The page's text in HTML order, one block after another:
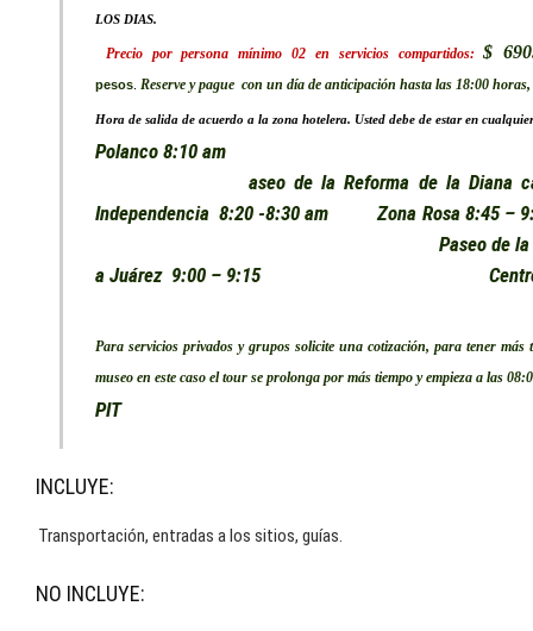
LOS DIAS.
Precio por persona mínimo 02 en servicios compartidos:$
pesos Reserve y pague con un día de anticipación hasta las 18:00 horas,
Hora de salida de acuerdo a la zona hotelera. Usted debe de estar en
Polanco
aseo de la Reforma de la Diana
Independencia 8:20 -8:30 amZona Rosa
Paseo de
a Juárez 9:00 – 9:15
Para servicios privados y grupos solicite una cotización, para tener más
museo en este caso el tour se prolonga por más tiempo y empieza a las
PIT
INCLUYE:
Transportación, entradas a los sitios, guías.
NO INCLUYE: